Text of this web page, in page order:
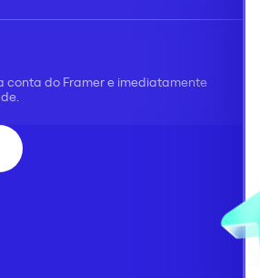
conta do Framer e imediatamente